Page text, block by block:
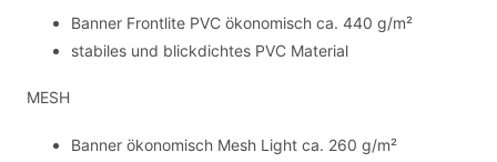
Banner Frontlite PVC ökonomisch ca. 440 g/m²
stabiles und blickdichtes PVC Material
MESH
Banner ökonomisch Mesh Light ca. 260 g/m²